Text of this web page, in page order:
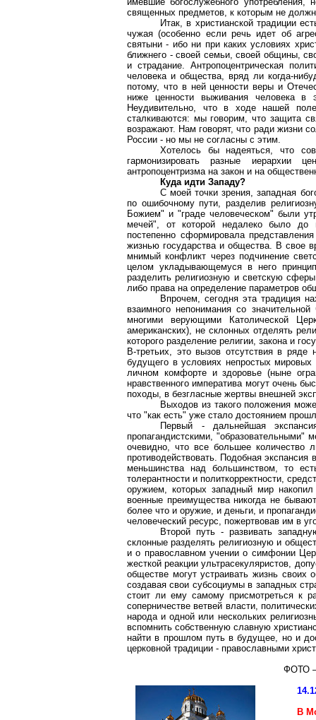
священных предметов, к которым не
Итак, в христианской традиции
чужая (особенно если речь идет об
святыни - ибо ни прикаких условиях
ближнего - своей семьи, своей общины,
и страдание. Антропоцентрическая
человека и общества, вряд ли когда-
потому, что в ней ценности веры и
ниже ценности выживания человека в
Неудивительно, что в ходе нашей
сталкиваются: мы говорим, что защита
возражают. Нам говорят, что ради жизни
России - но мы не согласны с этим.
Хотелось бы надеяться, что
гармонизировать разные иерархии
антропоцентризма на закон и на
Куда идти Западу?
С моей точки зрения, западная
по ошибочному пути, разделив
Божием" и "граде человеческом" были
мечей", от которой недалеко было до
постепенно сформировала
жизнью государства и общества. В свое
мнимый конфликт через подчинение
целом укладывающемуся в него
разделить религиозную и светскую
либо права на определение параметров
Впрочем, сегодня эта традиция
взаимного непонимания со
многими верующими Католической
американских), не склонных отделять
которого разделение религии, закона и
В-третьих, это вызов отсутствия в
будущего в условиях непростых мировых
личном комфорте и здоровье (ныне
нравственного императива могут очень
походы, в безгласные жертвы внешней
Выходов из такого положения
что "как есть" уже стало достоянием
Первый - дальнейшая
пропагандистскими, "образовательными"
очевидно, что все большее количество
противодействовать. Подобная
меньшинства над большинством, то
толерантности и политкорректности,
оружием, которых западный мир
военные преимущества никогда не
более что и оружие, и деньги, и
человеческий ресурс, пожертвовав им в
Второй путь - развивать
склонные разделять религиозную и
и о православномучении о симфонии
жесткой реакцииультрасекуляристов,
обществе могут устраивать жизнь
создавая свои субсоциумыв западных
стоит ли ему самому присмотреться к
соперничестве ветвей власти,
народа и одной или нескольких
вспомнить собственную славную
найти в прошлом путь в будущее, но и
церковной традиции - православными
ФОТО –
В